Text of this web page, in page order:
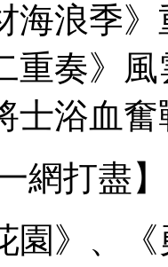
海浪季
重奏》
士浴血
網打盡】
園》、